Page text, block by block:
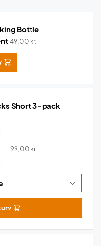
Bottle
49,00 kr.
Short 3-pack
99,00 kr.